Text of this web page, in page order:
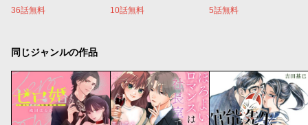
36話無料 10話無料 5話無料
同じジャンルの作品